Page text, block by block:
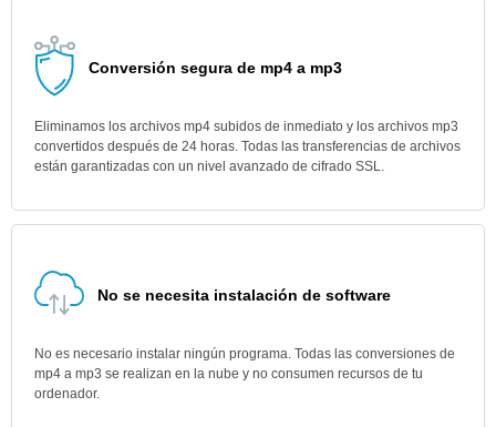
Conversión segura de mp4 a mp3
Eliminamos los archivos mp4 subidos de inmediato y los archivos mp3
convertidos después de 24 horas. Todas las transferencias de archivos
están garantizadas con un nivel avanzado de cifrado SSL.
No se necesita instalación de software
No es necesario instalar ningún programa. Todas las conversiones de
mp4 a mp3 se realizan en la nube y no consumen recursos de tu
ordenador.